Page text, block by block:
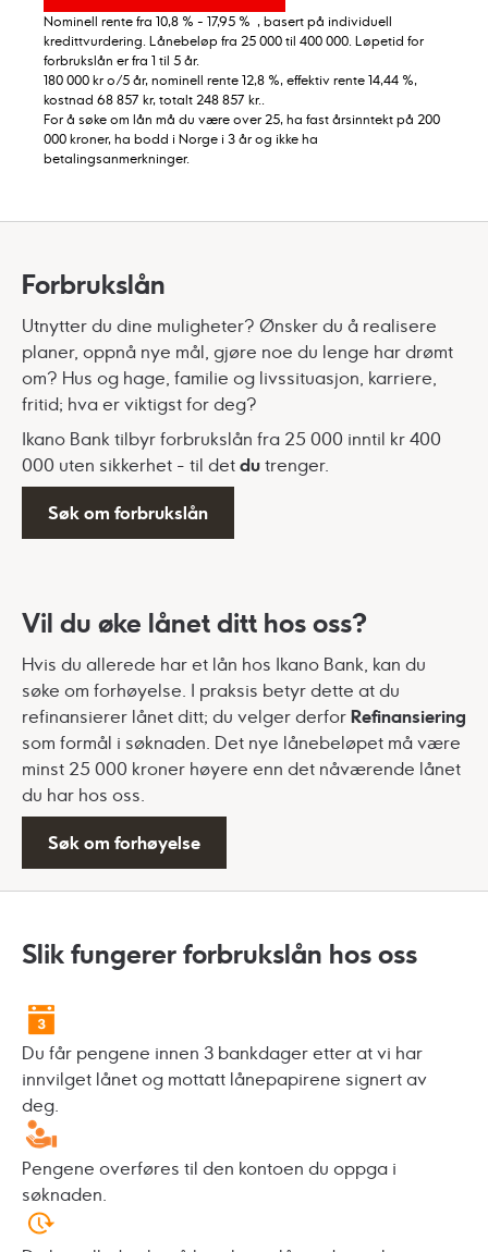
Nominell rente fra 10,8 % - 17,95 % , basert på individuell
kredittvurdering. Lånebeløp fra 25 000 til 400 000. Løpetid for
forbrukslån er fra 1 til 5 år.
180 000 kr o/5 år, nominell rente 12,8 %, effektiv rente 14,44 %,
kostnad 68 857 kr, totalt 248 857 kr..
For å søke om lån må du være over 25, ha fast årsinntekt på 200
000 kroner, ha bodd i Norge i 3 år og ikke ha
betalingsanmerkninger.
Forbrukslån
Utnytter du dine muligheter? Ønsker du å realisere
planer, oppnå nye mål, gjøre noe du lenge har drømt
om? Hus og hage, familie og livssituasjon, karriere,
fritid; hva er viktigst for deg?
Ikano Bank tilbyr forbrukslån fra 25 000 inntil kr 400
000 uten sikkerhet - til det du trenger.
Søk om forbrukslån
Vil du øke lånet ditt hos oss?
Hvis du allerede har et lån hos Ikano Bank, kan du
søke om forhøyelse. I praksis betyr dette at du
refinansierer lånet ditt; du velger derfor Refinansiering
som formål i søknaden. Det nye lånebeløpet må være
minst 25 000 kroner høyere enn det nåværende lånet
du har hos oss.
Søk om forhøyelse
Slik fungerer forbrukslån hos oss
Du får pengene innen 3 bankdager etter at vi har
innvilget lånet og mottatt lånepapirene signert av
deg.
Pengene overføres til den kontoen du oppga i
søknaden.